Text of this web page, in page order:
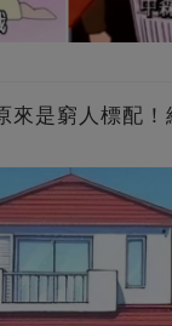
來是窮人標配！